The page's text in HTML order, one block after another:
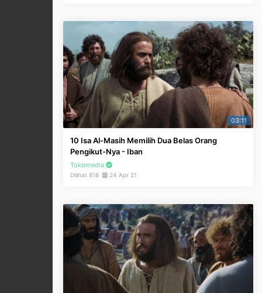
03:11
10 Isa Al-Masih Memilih Dua Belas Orang
Pengikut-Nya - Iban
Tokomedia
Dilihat 816 24 Apr 21